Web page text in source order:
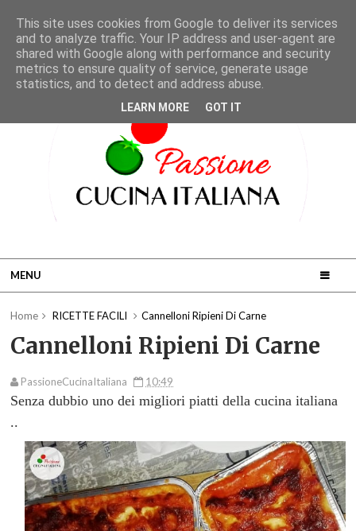
MENU
Home RICETTE FACILI Cannelloni Ripieni Di Carne
Cannelloni Ripieni Di Carne
PassioneCucinaItaliana 10:49
Senza dubbio uno dei migliori piatti della cucina italiana
..
This site uses cookies from Google to deliver its services
and to analyze traffic. Your IP address and user-agent are
shared with Google along with performance and security
metrics to ensure quality of service, generate usage
statistics, and to detect and address abuse.
LEARN MORE GOT IT